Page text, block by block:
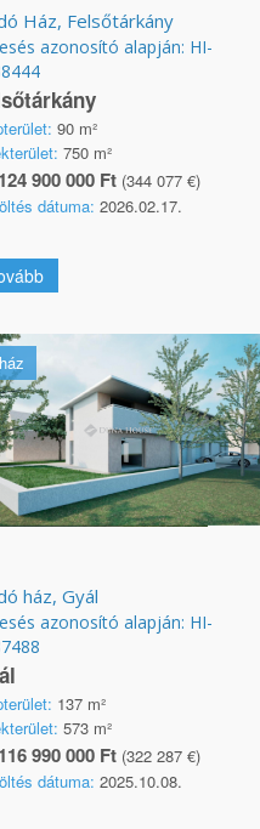
Ház, Felsőtárkány
azonosító alapján: HI-
90 m²
750 m²
124 900 000 Ft(344 077 €)
dátuma: 2026.02.17.
ház, Gyál
azonosító alapján: HI-
137 m²
573 m²
116 990 000 Ft(322 287 €)
dátuma: 2025.10.08.